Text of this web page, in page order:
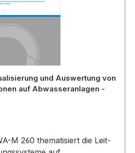
und Auswertung von
auf Abwasseranlagen -
M 260 thematisiert die Leit-